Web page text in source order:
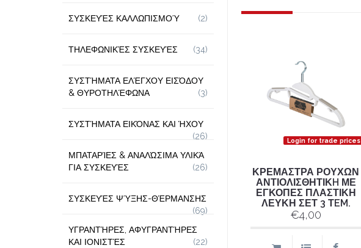
Login for trade prices
ΚΡΕΜΑΣΤΡΑ ΡΟΥΧΩΝ
ΑΝΤΙΟΛΙΣΘΗΤΙΚH ΜΕ
ΕΓΚΟΠΕΣ ΠΛΑΣΤΙΚΗ
ΛΕΥΚΗ ΣΕΤ 3 ΤEM.
€4,00
ΣΥΣΚΕΥΈΣ ΚΑΛΛΩΠΙΣΜΟΎ (2)
ΤΗΛΕΦΩΝΙΚΈΣ ΣΥΣΚΕΥΈΣ (34)
ΣΥΣΤΉΜΑΤΑ ΕΛΈΓΧΟΥ ΕΙΣΌΔΟΥ
& ΘΥΡΟΤΗΛΈΦΩΝΑ
(3)
ΣΥΣΤΉΜΑΤΑ ΕΙΚΌΝΑΣ ΚΑΙ ΉΧΟΥ
(26)
ΜΠΑΤΑΡΊΕΣ & ΑΝΑΛΏΣΙΜΑ ΥΛΙΚΆ
ΓΙΑ ΣΥΣΚΕΥΈΣ
(26)
ΣΥΣΚΕΥΈΣ ΨΎΞΗΣ-ΘΈΡΜΑΝΣΗΣ
(69)
ΥΓΡΑΝΤΉΡΕΣ, ΑΦΥΓΡΑΝΤΉΡΕΣ
ΚΑΙ ΙΟΝΙΣΤΈΣ
(22)